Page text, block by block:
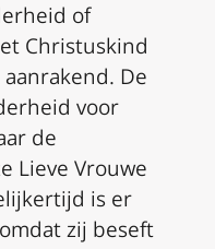
of
Christuskind
De
voor
de
Lieve Vrouwe
is er
zij beseft